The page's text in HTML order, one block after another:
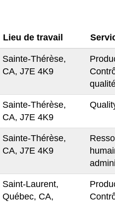
Lieu de travail
Sainte-Thérèse,
CA, J7E 4K9
Sainte-Thérèse,
CA, J7E 4K9
Sainte-Thérèse,
CA, J7E 4K9
Saint-Laurent,
Québec, CA,